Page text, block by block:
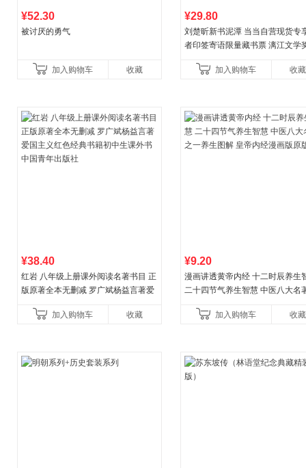
¥52.30
被讨厌的勇气
加入购物车 收藏
¥29.80
刘楚昕新书泥潭 当当自营现货专
者印签寄语限量藏书票 漓江文学
加入购物车 收藏
¥38.40
红岩 八年级上册课外阅读名著书目 正
版原著全本无删减 罗广斌杨益言著爱
国青年出版社加入购物车 收藏
¥9.20
漫画讲透黄帝内经 十二时辰养生
二十四节气养生智慧 中医八大名
加入购物车
收藏